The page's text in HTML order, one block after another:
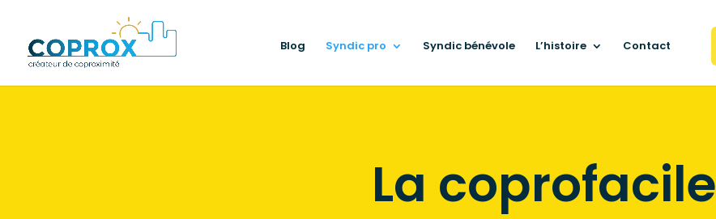
Blog Syndic pro Syndic bénévole L’histoire Contact
La coprofacile